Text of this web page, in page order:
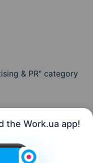
the Work.ua app!
& PR" category